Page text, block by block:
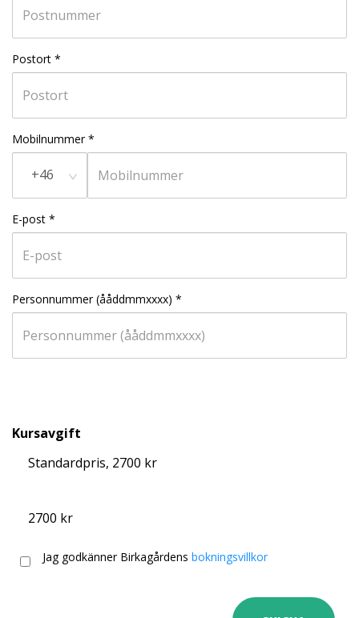
Postort *
Mobilnummer*
+46
E-post *
Personnummer (ååddmmxxxx) *
Kursavgift
Standardpris, 2700 kr
2700 kr
Jag godkänner Birkagårdens bokningsvillkor